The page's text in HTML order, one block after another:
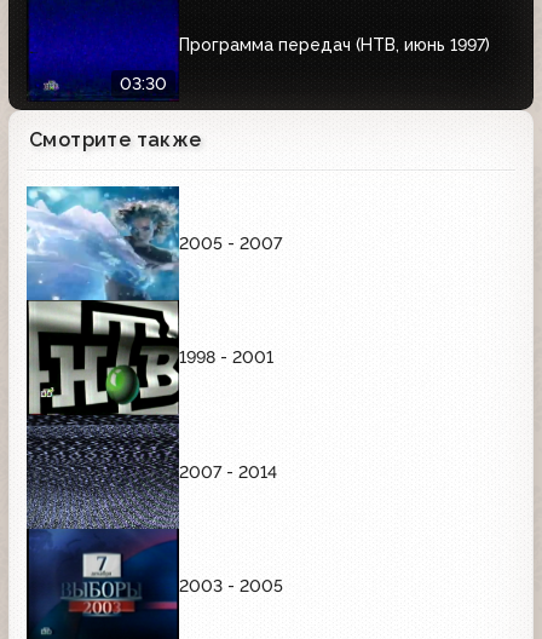
03:30
Программа передач (НТВ, июнь 1997)
Смотрите также
2005 - 2007
1998 - 2001
2007 - 2014
2003 - 2005